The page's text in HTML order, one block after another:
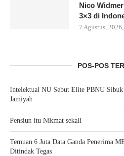
Nico
3×3 di
7 Agustus,
POS-POS
Intelektual NU Sebut Elite PBNU
Jamiyah
Pensiun itu Nikmat sekali
Temuan 6 Juta Data Ganda Penerima
Ditindak Tegas